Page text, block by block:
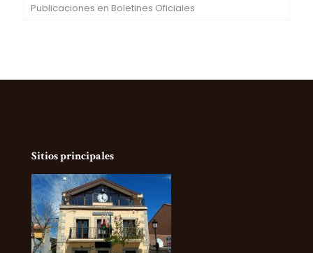
Publicaciones en Boletines Oficiales
Sitios principales